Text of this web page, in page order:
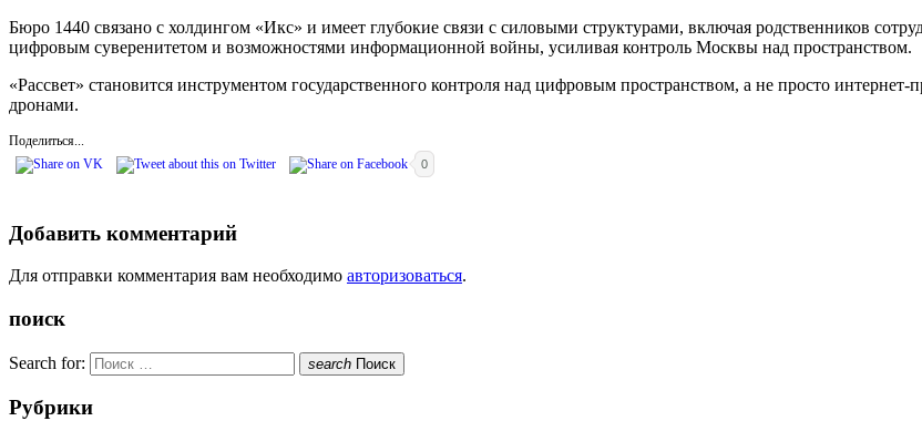
Бюро 1440 связано с холдингом «Икс» и имеет глубокие связи с силовыми структурами, включая родственников
цифровым суверенитетом и возможностями информационной войны, усиливая контроль Москвы над пространством.
«Рассвет» становится инструментом государственного контроля над цифровым пространством, а не просто
дронами.
Поделиться...
0
Добавить комментарий
Для отправки комментария вам необходимо авторизоваться.
поиск
Search for: search Поиск
Рубрики